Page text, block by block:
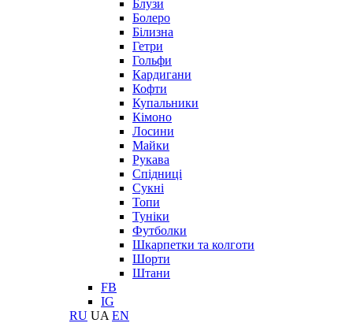
Блузи
Болеро
Білизна
Гетри
Гольфи
Кардигани
Кофти
Купальники
Кімоно
Лосини
Майки
Рукава
Спідниці
Сукні
Топи
Туніки
Футболки
Шкарпетки та колготи
Шорти
Штани
FB
IG
RU UA EN